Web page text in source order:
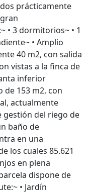
prácticamente
• 3 dormitorios~ • 1
• Amplio
40 m2, con salida
vistas a la finca de
inferior
153 m2, con
actualmente
gestión del riego de
baño de
en una
los cuales 85.621
en plena
dispone de
• Jardín